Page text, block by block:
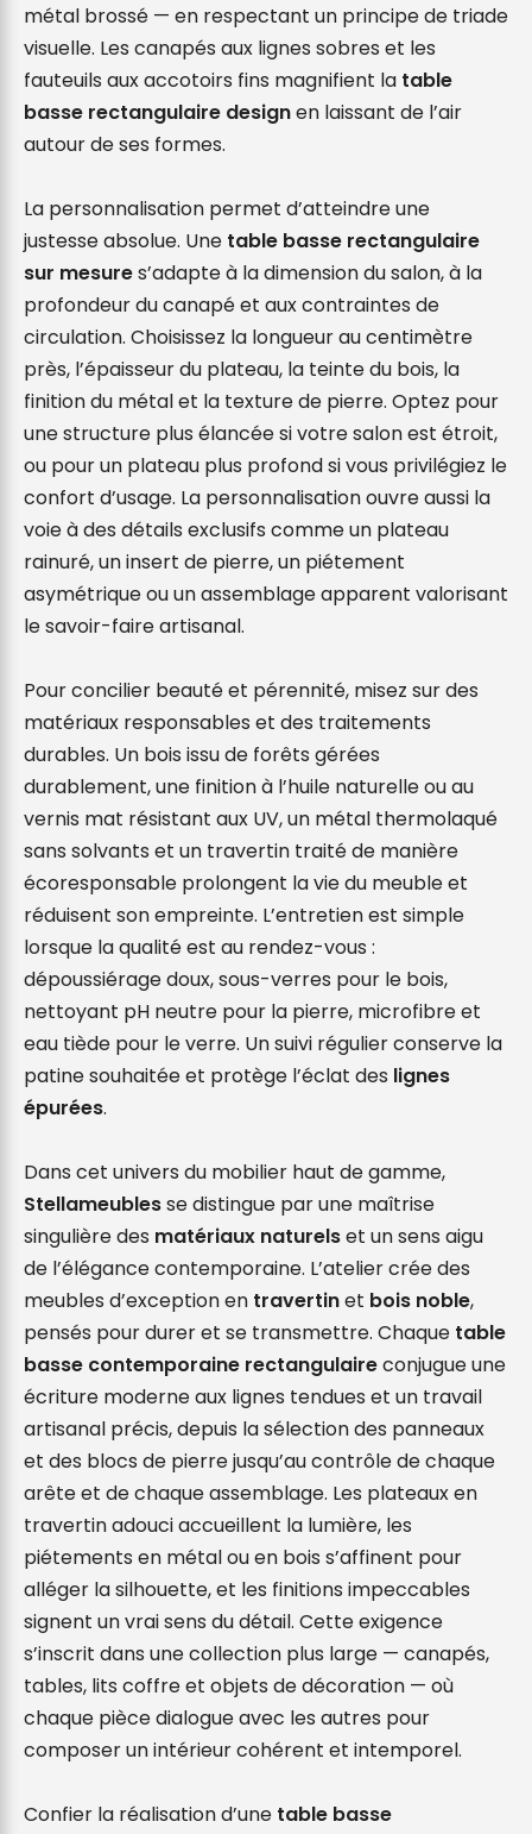
métal brossé — en respectant un principe de triade
visuelle. Les canapés aux lignes sobres et les
fauteuils aux accotoirs fins magnifient la table
basse rectangulaire design en laissant de l’air
autour de ses formes.
La personnalisation permet d’atteindre une
justesse absolue. Une table basse rectangulaire
sur mesure s’adapte à la dimension du salon, à la
profondeur du canapé et aux contraintes de
circulation. Choisissez la longueur au centimètre
près, l’épaisseur du plateau, la teinte du bois, la
finition du métal et la texture de pierre. Optez pour
une structure plus élancée si votre salon est étroit,
ou pour un plateau plus profond si vous privilégiez le
confort d’usage. La personnalisation ouvre aussi la
voie à des détails exclusifs comme un plateau
rainuré, un insert de pierre, un piétement
asymétrique ou un assemblage apparent valorisant
le savoir-faire artisanal.
Pour concilier beauté et pérennité, misez sur des
matériaux responsables et des traitements
durables. Un bois issu de forêts gérées
durablement, une finition à l’huile naturelle ou au
vernis mat résistant aux UV, un métal thermolaqué
sans solvants et un travertin traité de manière
écoresponsable prolongent la vie du meuble et
réduisent son empreinte. L’entretien est simple
lorsque la qualité est au rendez-vous :
dépoussiérage doux, sous-verres pour le bois,
nettoyant pH neutre pour la pierre, microfibre et
eau tiède pour le verre. Un suivi régulier conserve la
patine souhaitée et protège l’éclat des lignes
épurées.
Stellameubles se distingue par une maîtrise
singulière des matériaux naturels et un sens aigu
de l’élégance contemporaine. L’atelier crée des
meubles d’exception en travertin et bois noble,
pensés pour durer et se transmettre. Chaque table
basse contemporaine rectangulaire conjugue une
écriture moderne aux lignes tendues et un travail
artisanal précis, depuis la sélection des panneaux
et des blocs de pierre jusqu’au contrôle de chaque
arête et de chaque assemblage. Les plateaux en
travertin adouci accueillent la lumière, les
piétements en métal ou en bois s’affinent pour
alléger la silhouette, et les finitions impeccables
signent un vrai sens du détail. Cette exigence
s’inscrit dans une collection plus large — canapés,
tables, lits coffre et objets de décoration — où
chaque pièce dialogue avec les autres pour
composer un intérieur cohérent et intemporel.
Confier la réalisation d’une table basse